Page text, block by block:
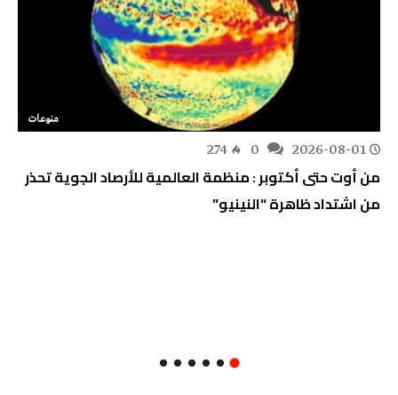
منوعات
2026-08-01
274
من أوت حتى أكتوبر : منظمة العالمية للأرصاد الجوية تحذر
من اشتداد ظاهرة “النينيو”